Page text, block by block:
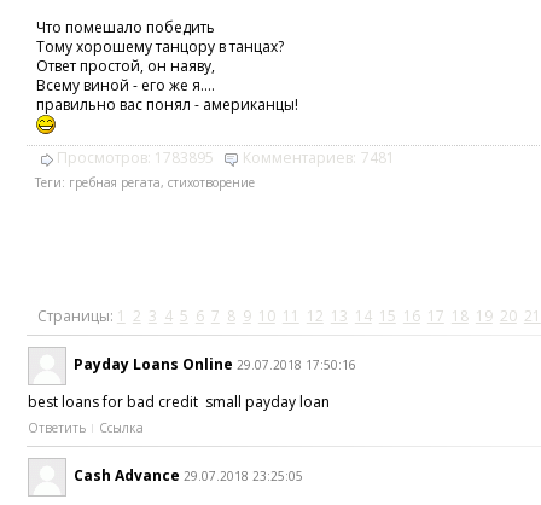
Что помешало победить
Тому хорошему танцору в танцах?
Ответ простой, он наяву,
Всему виной - его же я....
правильно вас понял - американцы!
Просмотров: 1783895 Комментариев: 7481
Теги: гребная регата, стихотворение
Страницы: 1 2 3 4 5 6 7 8 9 10 11 12 13 14 15 16 17 18 19 20 21
Payday Loans Online 29.07.2018 17:50:16
best loans for bad credit small payday loan
Ответить Ссылка
Cash Advance 29.07.2018 23:25:05